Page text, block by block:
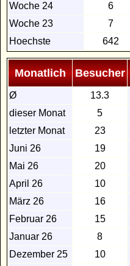
Woche 24
6
Woche 23
7
Hoechste
642
Monatlich Besucher
Ø 13.3
dieser Monat
5
letzter Monat
23
Juni 26
19
Mai 26
20
April 26
10
März 26
16
Februar 26
15
Januar 26
8
Dezember 25
10